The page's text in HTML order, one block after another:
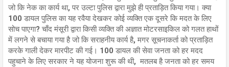
जो कि नेक का कार्य था, पर उल्टा पुलिस द्वारा मुझे ही प्रताड़ित किया गया। क्या
100 डायल पुलिस का यह रवैया देखकर कोई व्यक्ति एक दूसरे कि मदत के लिए
सोच पाएगा? चाँद मंसूरी द्वारा किसी व्यक्ति की अज्ञात मोटरसाइकिल को गलत हाथों
में लगने से बचाया गया है जो कि सराहनीय कार्य है, मगर सूचनाकर्ता को प्रताड़ित
करके गाली देकर मारपीट की गई। 100 डायल की सेवा जनता को हर मदद
पहुचाने के लिए सरकार ने यह योजना शुरू की थी, मतलब है जनता को हर समय